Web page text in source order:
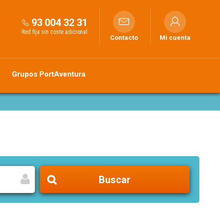
93 004 32 31
Red fija sin coste adicional
Contacto Mi cuenta
Grupos PortAventura
Buscar